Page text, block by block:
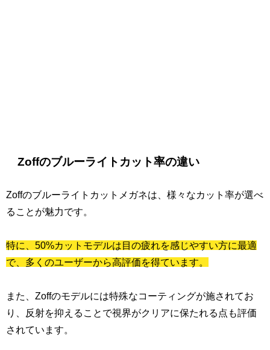
Zoffのブルーライトカット率の違い
Zoffのブルーライトカットメガネは、様々なカット率が選べ
ることが魅力です。
特に、50%カットモデルは目の疲れを感じやすい方に最適
で、多くのユーザーから高評価を得ています。
また、Zoffのモデルには特殊なコーティングが施されてお
り、反射を抑えることで視界がクリアに保たれる点も評価
されています。